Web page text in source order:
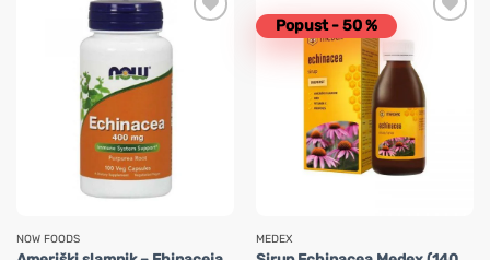
NOW FOODS
Popust - 50 %
MEDEX